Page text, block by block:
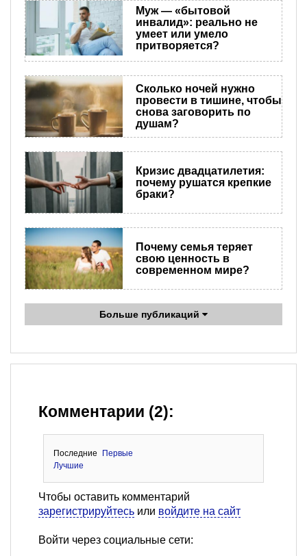
Муж — «бытовой
инвалид»: реально не
умеет или умело
притворяется?
Сколько ночей нужно
провести в тишине, чтобы
снова заговорить по
душам?
Кризис двадцатилетия:
почему рушатся крепкие
браки?
Почему семья теряет
свою ценность в
современном мире?
Больше публикаций
Комментарии (2):
Последние
Первые
Лучшие
Чтобы оставить комментарий
зарегистрируйтесь или войдите на сайт
Войти через социальные сети: